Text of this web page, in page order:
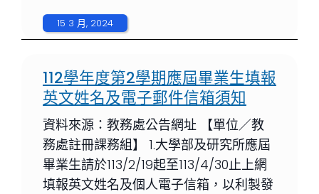
15 3 月, 2024
112學年度第2學期應屆畢業生填報
英文姓名及電子郵件信箱須知
資料來源：教務處公告網址 【單位／教
務處註冊課務組】 1.大學部及研究所應屆
畢業生請於113/2/19起至113/4/30止上網
填報英文姓名及個人電子信箱，以利製發